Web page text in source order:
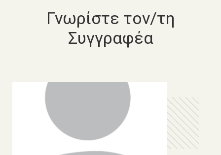
Γνωρίστε τον/τη
Συγγραφέα